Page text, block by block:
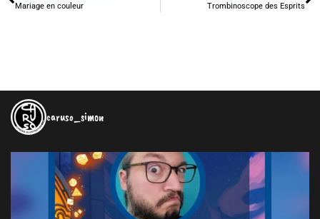
Mariage en couleur Trombinoscope des Esprits
caruso_simon